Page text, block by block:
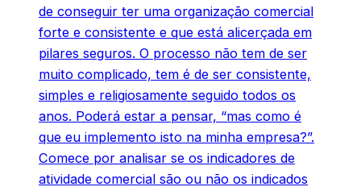
de conseguir ter uma organização comercial
forte e consistente e que está alicerçada em
pilares seguros. O processo não tem de ser
muito complicado, tem é de ser consistente,
simples e religiosamente seguido todos os
anos. Poderá estar a pensar, “mas como é
que eu implemento isto na minha empresa?”.
Comece por analisar se os indicadores de
atividade comercial são ou não os indicados